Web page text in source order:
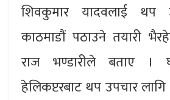
शिवकुमार यादवलाई थप
काठमाडौं पठाउने तयारी
राज भण्डारीले बताए ।
हेलिकप्टरबाट थप उपचार